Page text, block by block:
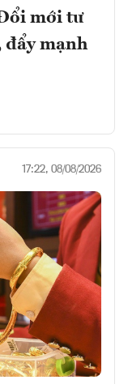
mới tư
đẩy mạnh
17:22, 08/08/2026